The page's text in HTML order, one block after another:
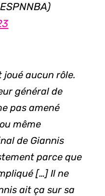
joué aucun rôle.
général de
pas amené
même
de Giannis
parce que
[…] Il ne
ait ça sur sa